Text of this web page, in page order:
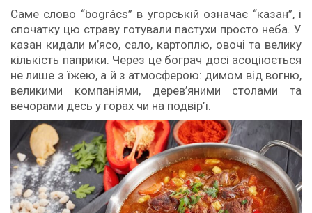
Саме слово “bogrács” в угорській означає “казан”, і
спочатку цю страву готували пастухи просто неба. У
казан кидали м’ясо, сало, картоплю, овочі та велику
кількість паприки. Через це бограч досі асоціюється
не лише з їжею, а й з атмосферою: димом від вогню,
великими компаніями, дерев’яними столами та
вечорами десь у горах чи на подвір’ї.